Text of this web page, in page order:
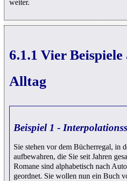
weiter.
6.1.1 Vier Beispiele
Alltag
Beispiel 1 -
Sie stehen vor dem Bücherregal, in
aufbewahren, die Sie seit Jahren
Romane sind alphabetisch nach
geordnet. Sie wollen nun ein Buch